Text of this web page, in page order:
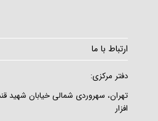
ارتباط با ما
دفتر مرکزی:
افزار